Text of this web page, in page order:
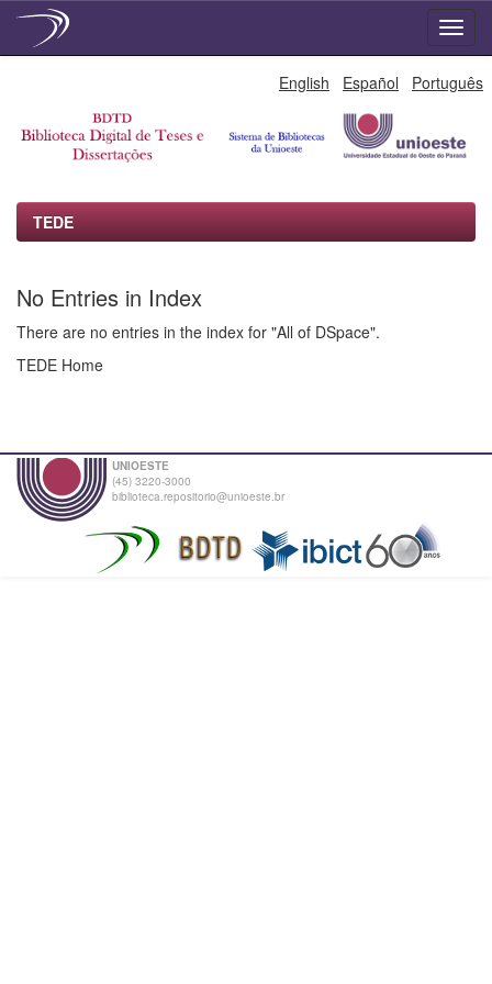
English Español Português
TEDE
No Entries in Index
There are no entries in the index for "All of DSpace".
TEDE Home
UNIOESTE
(45) 3220-3000
biblioteca.repositorio@unioeste.br